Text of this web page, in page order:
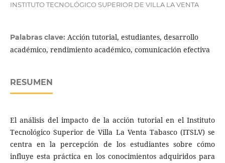
INSTITUTO TECNOLÓGICO SUPERIOR DE VILLA LA VENTA
Palabras clave: Acción tutorial, estudiantes, desarrollo
académico, rendimiento académico, comunicación efectiva
RESUMEN
El análisis del impacto de la acción tutorial en el Instituto
Tecnológico Superior de Villa La Venta Tabasco (ITSLV) se
centra en la percepción de los estudiantes sobre cómo
influye esta práctica en los conocimientos adquiridos para